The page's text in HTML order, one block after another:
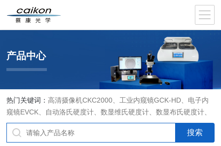
产品中心
热门关键词： 高清摄像机CKC2000、工业内窥镜GCK-HD、电子内
窥镜EVCK、自动洛氏硬度计、数显维氏硬度计、数显布氏硬度计、
数显维氏硬度计、液晶自动淬火试验机CK-IV-2、倒置金相显微镜
DMM-480C、透反射偏光显微镜XPF-550C、倒置生物显微镜XDS-